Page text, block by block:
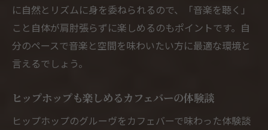
に自然とリズムに身を委ねられるので、「音楽を聴く」
こと自体が肩肘張らずに楽しめるのもポイントです。自
分のペースで音楽と空間を味わいたい方に最適な環境と
言えるでしょう。
ヒップホップも楽しめるカフェバーの体験談
ヒップホップのグルーヴをカフェバーで味わった体験談